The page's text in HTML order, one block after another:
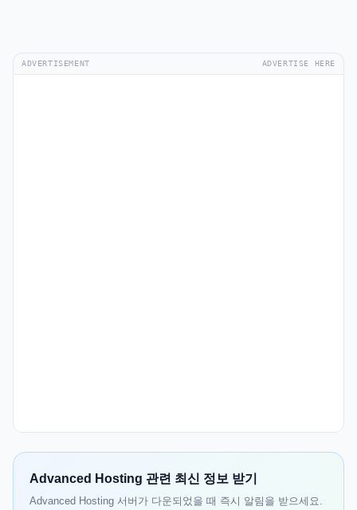
ADVERTISEMENT ADVERTISE HERE
Advanced Hosting 관련 최신 정보 받기
Advanced Hosting 서버가 다운되었을 때 즉시 알림을 받으세요.